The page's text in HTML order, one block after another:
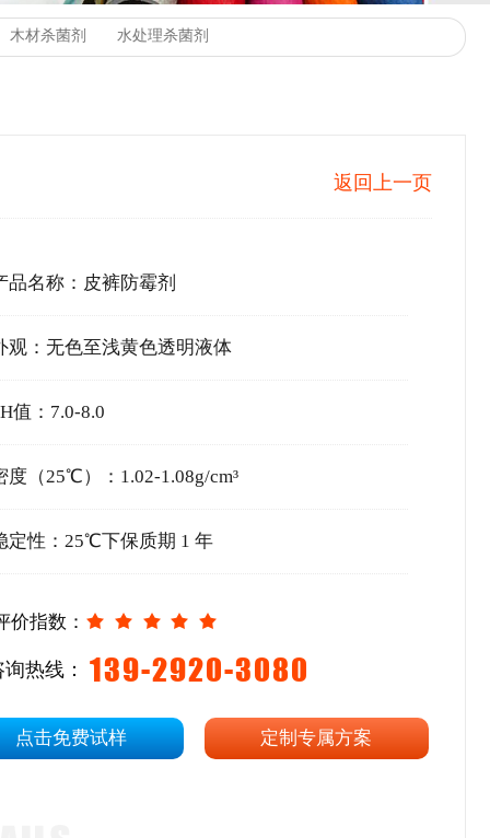
返回上一页
品名称：皮裤防霉剂
观：无色至浅黄色透明液体
值：7.0-8.0
度（25℃）：1.02-1.08g/cm³
定性：25℃下保质期 1 年
价指数：
热线： 139-2920-3080
点击免费试样 定制专属方案